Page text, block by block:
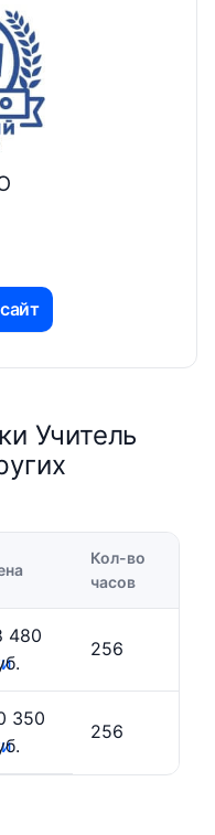
Учитель
Кол-во
часов
480
256
350
256